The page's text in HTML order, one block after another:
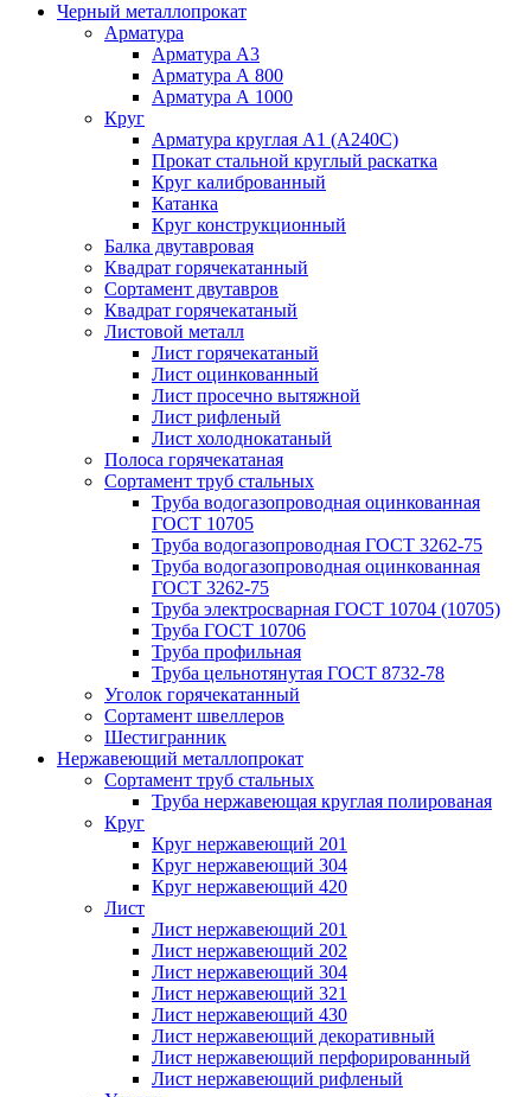
Черный металлопрокат
Арматура
Арматура А3
Арматура А 800
Арматура А 1000
Круг
Арматура круглая А1 (А240C)
Прокат стальной круглый раскатка
Круг калиброванный
Катанка
Круг конструкционный
Балка двутавровая
Квадрат горячекатанный
Сортамент двутавров
Квадрат горячекатаный
Листовой металл
Лист горячекатаный
Лист оцинкованный
Лист просечно вытяжной
Лист рифленый
Лист холоднокатаный
Полоса горячекатаная
Сортамент труб стальных
Труба водогазопроводная оцинкованная
ГОСТ 10705
Труба водогазопроводная ГОСТ 3262-75
Труба водогазопроводная оцинкованная
ГОСТ 3262-75
Труба электросварная ГОСТ 10704 (10705)
Труба ГОСТ 10706
Труба профильная
Труба цельнотянутая ГОСТ 8732-78
Уголок горячекатанный
Сортамент швеллеров
Шестигранник
Нержавеющий металлопрокат
Сортамент труб стальных
Труба нержавеющая круглая полированая
Круг
Круг нержавеющий 201
Круг нержавеющий 304
Круг нержавеющий 420
Лист
Лист нержавеющий 201
Лист нержавеющий 202
Лист нержавеющий 304
Лист нержавеющий 321
Лист нержавеющий 430
Лист нержавеющий декоративный
Лист нержавеющий перфорированный
Лист нержавеющий рифленый